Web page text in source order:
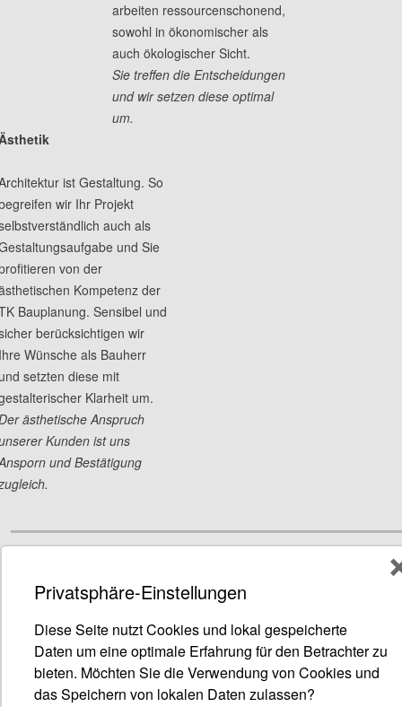
Privatsphäre-Einstellungen
Diese Seite nutzt Cookies und lokal gespeicherte
Daten um eine optimale Erfahrung für den Betrachter zu
bieten. Möchten Sie die Verwendung von Cookies und
das Speichern von lokalen Daten zulassen?
arbeiten ressourcenschonend,
sowohl in ökonomischer als
auch ökologischer Sicht.
Sie treffen die Entscheidungen
und wir setzen diese optimal
um.
ist Gestaltung. So
wir Ihr Projekt
auch als
und Sie
von der
Kompetenz der
Bauplanung. Sensibel und
berücksichtigen wir
Wünsche als Bauherr
setzten diese mit
Klarheit um.
ästhetische Anspruch
Kunden ist uns
und Bestätigung
TK Bauplanung GmbH
Kontakt und Impressum|Datenschutz
© TK Bauplanung GmbH